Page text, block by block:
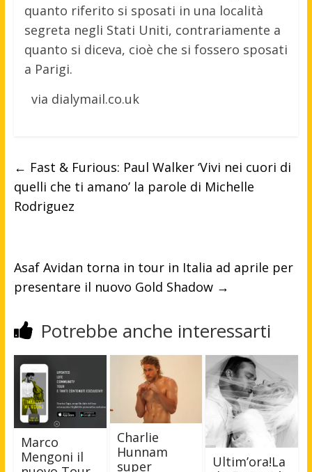
quanto riferito si sposati in una località
segreta negli Stati Uniti, contrariamente a
quanto si diceva, cioè che si fossero sposati
a Parigi.
via dialymail.co.uk
← Fast & Furious: Paul Walker ‘Vivi nei cuori di
quelli che ti amano’ la parole di Michelle
Rodriguez
Asaf Avidan torna in tour in Italia ad aprile per
presentare il nuovo Gold Shadow →
Potrebbe anche interessarti
Marco
Mengoni il
Charlie
Hunnam
super
Ultim’ora!La